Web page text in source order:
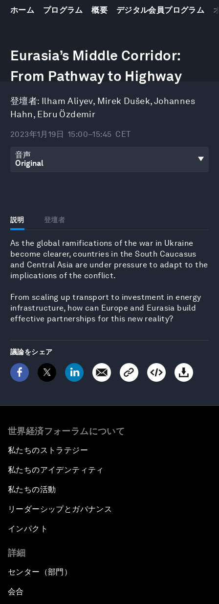
ホーム プログラム 概要 デジタル会員プログラム
Eurasia’s Middle Corridor:
From Pathway to Highway
登壇者: Ilham Aliyev, Mirek Dušek,Johannes
Hahn, Ebru Özdemir
2023年1月19日 15:00–15:45 CET
音声
説明 登壇者
As the global ramifications of the war in Ukraine
become clearer, countries in the South Caucasus
and Central Asia are under pressure to adapt to the
implications of the conflict.
From scaling up transport to investment in energy
infrastructure, how can Europe and Eurasia build
effective partnerships for this new reality?
議論をシェア
of
minutes,
50
世界経済フォーラムについて
私たちのストラテジー
私たちのアイデンティティ
私たちの活動
リーダーシップとガバナンス
インパクト
詳細
センター（部門）
会合